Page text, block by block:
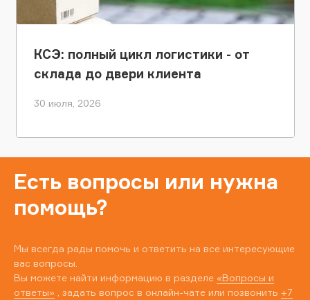
КСЭ: полный цикл логистики - от
склада до двери клиента
30 июля, 2026
Есть вопросы или нужна
помощь?
Мы всегда рады помочь и ответить на все интересующие
вас вопросы.
Вы можете найти информацию в разделе «Вопросы и
ответы» , задать вопрос в онлайн-чате или позвонить +7